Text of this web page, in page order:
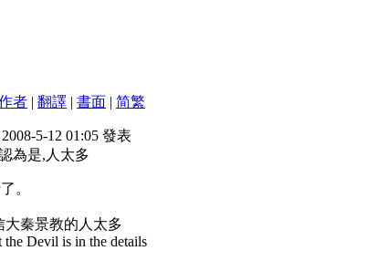
者 | 翻譯 | 書面 | 简繁
5-12 01:05 發表
為是,人太多
。
秦景教的人太多
Devil is in the details